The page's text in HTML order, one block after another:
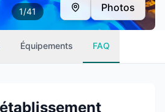
1/41 Photos
Équipements FAQ